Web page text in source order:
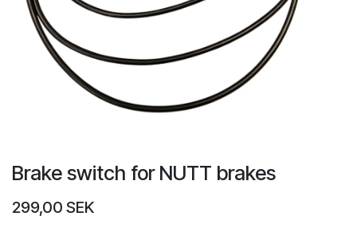
Brake switch for NUTT brakes
299,00 SEK